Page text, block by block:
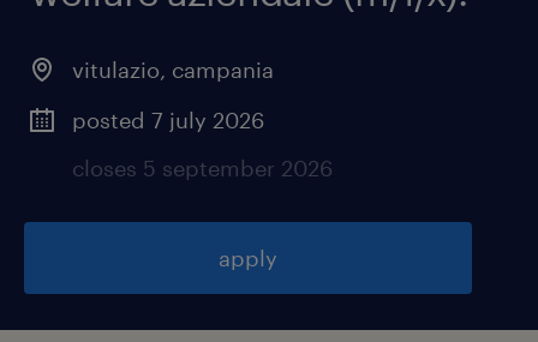
vitulazio, campania
posted 7 july 2026
closes 5 september 2026
apply